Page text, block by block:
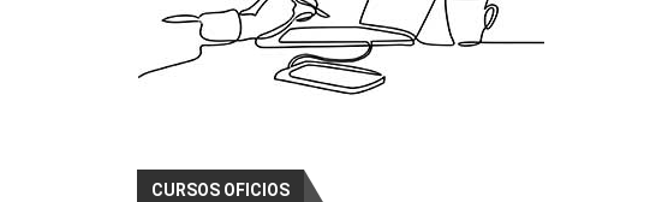
CURSOS OFICIOS